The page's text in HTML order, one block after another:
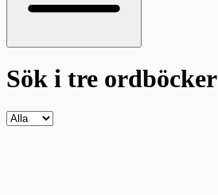
Sök i tre ordböcker